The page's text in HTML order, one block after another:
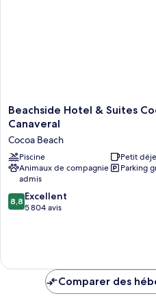
Beachside
Hotel
Suites
Cocoa
Beach
Port
Canaveral
Beachside Hotel & Suites
Canaveral
Cocoa Beach
Piscine
Petit
Animaux de compagnie
admis
Parking
8.8
sur
8,8 Excellent
5 804 avis
Comparer des